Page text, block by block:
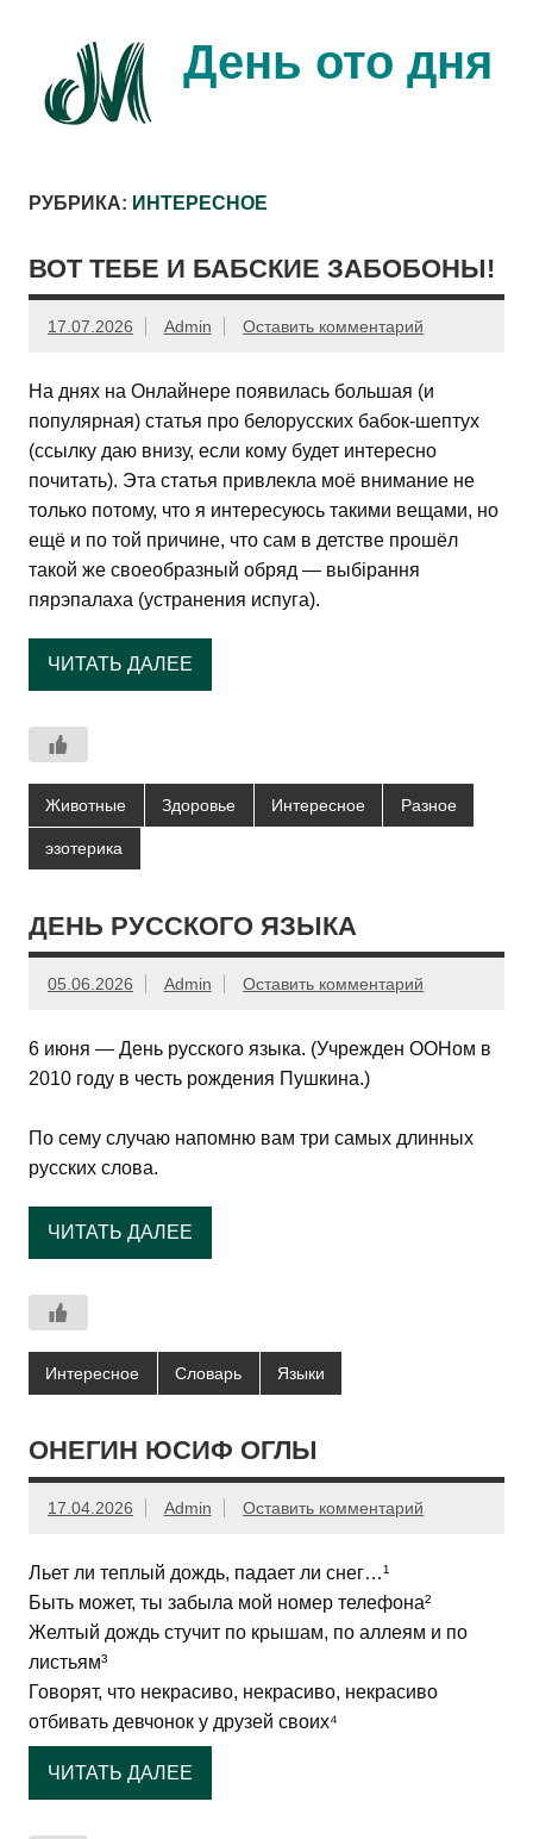
содержимому
День ото дня
РУБРИКА: ИНТЕРЕСНОЕ
ВОТ ТЕБЕ И БАБСКИЕ ЗАБОБОНЫ!
17.07.2026 Admin Оставить комментарий
На днях на Онлайнере появилась большая (и
популярная) статья про белорусских бабок-шептух
(ссылку даю внизу, если кому будет интересно
почитать). Эта статья привлекла моё внимание не
только потому, что я интересуюсь такими вещами, но
ещё и по той причине, что сам в детстве прошёл
такой же своеобразный обряд — выбірання
пярэпалаха (устранения испуга).
ЧИТАТЬ ДАЛЕЕ
Животные Здоровье Интересное Разное
эзотерика
ДЕНЬ РУССКОГО ЯЗЫКА
05.06.2026 Admin Оставить комментарий
6 июня — День русского языка. (Учрежден ООНом в
2010 году в честь рождения Пушкина.)
По сему случаю напомню вам три самых длинных
русских слова.
ЧИТАТЬ ДАЛЕЕ
Интересное Словарь Языки
ОНЕГИН ЮСИФ ОГЛЫ
17.04.2026 Admin Оставить комментарий
Льет ли теплый дождь, падает ли снег…¹
Быть может, ты забыла мой номер телефона²
Желтый дождь стучит по крышам, по аллеям и по
листьям³
Говорят, что некрасиво, некрасиво, некрасиво
отбивать девчонок у друзей своих⁴
ЧИТАТЬ ДАЛЕЕ